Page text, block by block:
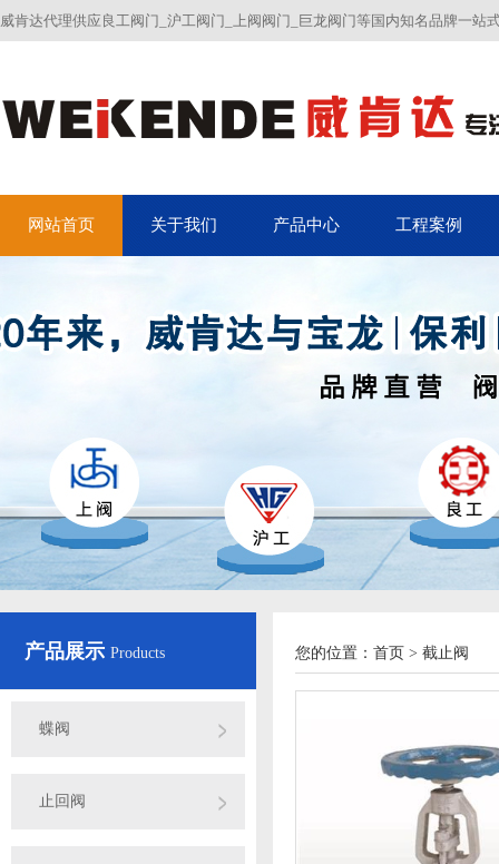
威肯达代理供应良工阀门_沪工阀门_上阀阀门_巨龙阀门等国内知名品牌一站
网站首页 关于我们 产品中心 工程案例
产品展示 Products
蝶阀
止回阀
您的位置： 首页 > 截止阀